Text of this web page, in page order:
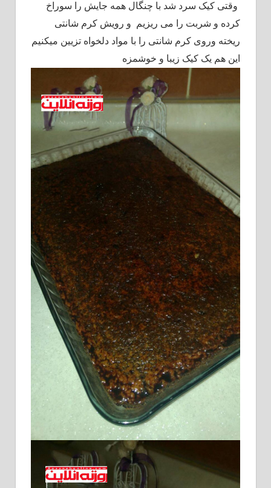
وقتی کیک سرد شد با چنگال همه جایش را سوراخ
کرده و شربت را می ریزیم و رویش کرم شانتی
ریخته وروی کرم شانتی را با مواد دلخواه تزیین میکنیم
این هم یک کیک زیبا و خوشمزه